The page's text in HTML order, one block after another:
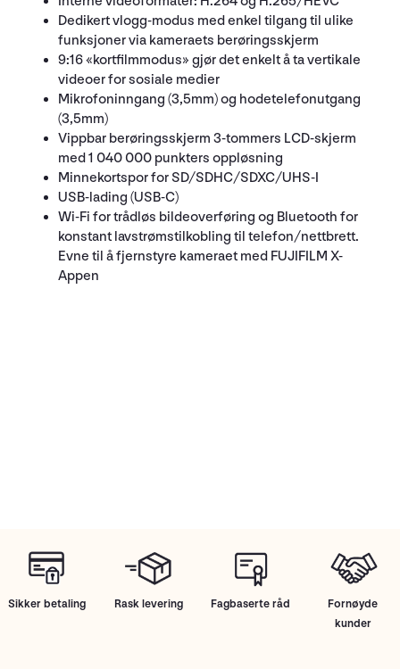
Dedikert vlogg-modus med enkel tilgang til ulike
funksjoner via kameraets berøringsskjerm
9:16 «kortfilmmodus» gjør det enkelt å ta vertikale
videoer for sosiale medier
Mikrofoninngang (3,5mm) og hodetelefonutgang
(3,5mm)
Vippbar berøringsskjerm 3-tommers LCD-skjerm
med 1 040 000 punkters oppløsning
Minnekortspor for SD/SDHC/SDXC/UHS-I
USB-lading (USB-C)
Wi-Fi for trådløs bildeoverføring og Bluetooth for
konstant lavstrømstilkobling til telefon/nettbrett.
Evne til å fjernstyre kameraet med FUJIFILM X-
Appen
Sikker betaling Rask levering Fagbaserte råd
Fornøyde
kunder